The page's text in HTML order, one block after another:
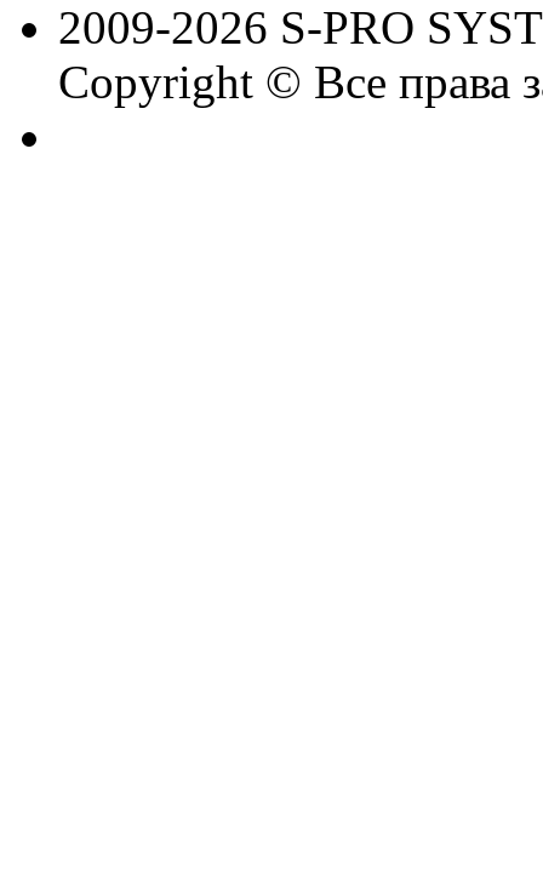
2009-2026 S-PRO
Copyright © Все права